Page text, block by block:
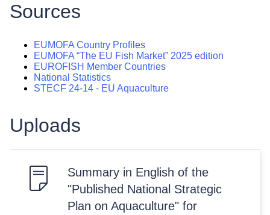
Sources
EUMOFA Country Profiles
EUMOFA “The EU Fish Market” 2025 edition
EUROFISH Member Countries
National Statistics
STECF 24-14 - EU Aquaculture
Uploads
Summary in English of the
"Published National Strategic
Plan on Aquaculture" for